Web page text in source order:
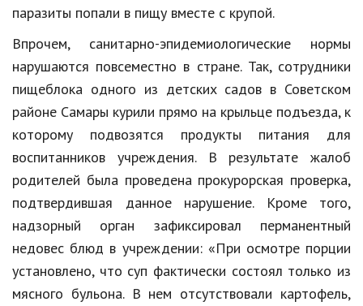
Юриспруденция
Природа
Образование
Наука и технологии
паразиты попали в пищу вместе с крупой.
Впрочем, санитарно-эпидемиологические нормы
нарушаются повсеместно в стране. Так, сотрудники
пищеблока одного из детских садов в Советском
районе Самары курили прямо на крыльце подъезда, к
которому подвозятся продукты питания для
воспитанников учреждения. В результате жалоб
родителей была проведена прокурорская проверка,
подтвердившая данное нарушение. Кроме того,
надзорный орган зафиксировал перманентный
недовес блюд в учреждении: «При осмотре порции
установлено, что суп фактически состоял только из
мясного бульона. В нем отсутствовали картофель,